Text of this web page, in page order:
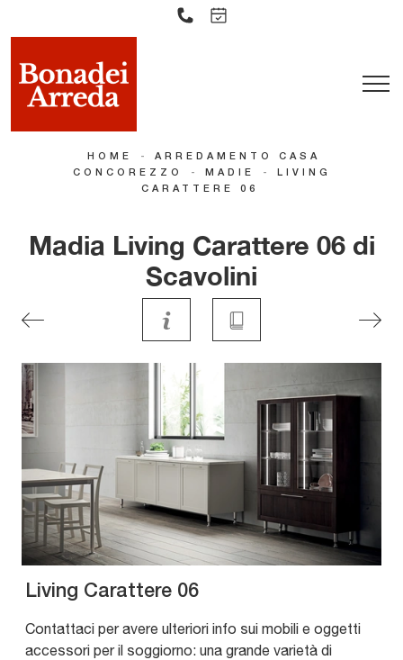
HOME -
ARREDAMENTO CASA
CONCOREZZO
- MADIE -
LIVING
CARATTERE 06
Madia Living Carattere 06 di
Scavolini
Living Carattere 06
Contattaci per avere ulteriori info sui mobili e oggetti
accessori per il soggiorno: una grande varietà di